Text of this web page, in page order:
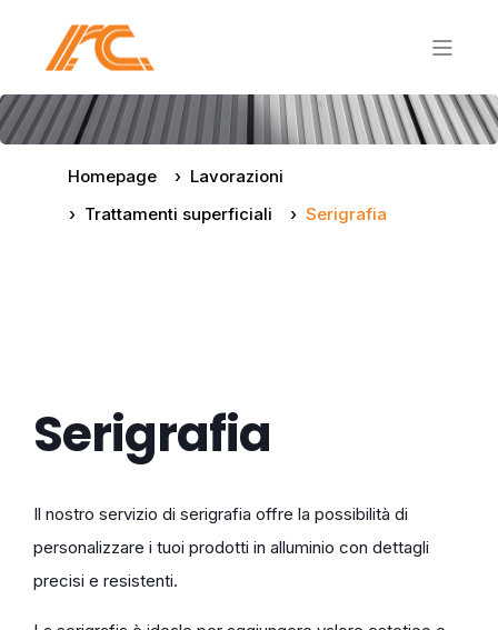
Homepage
Lavorazioni
Trattamenti superficiali
Serigrafia
Serigrafia
Il nostro servizio di serigrafia offre la possibilità di
personalizzare i tuoi prodotti in alluminio con dettagli
precisi e resistenti.